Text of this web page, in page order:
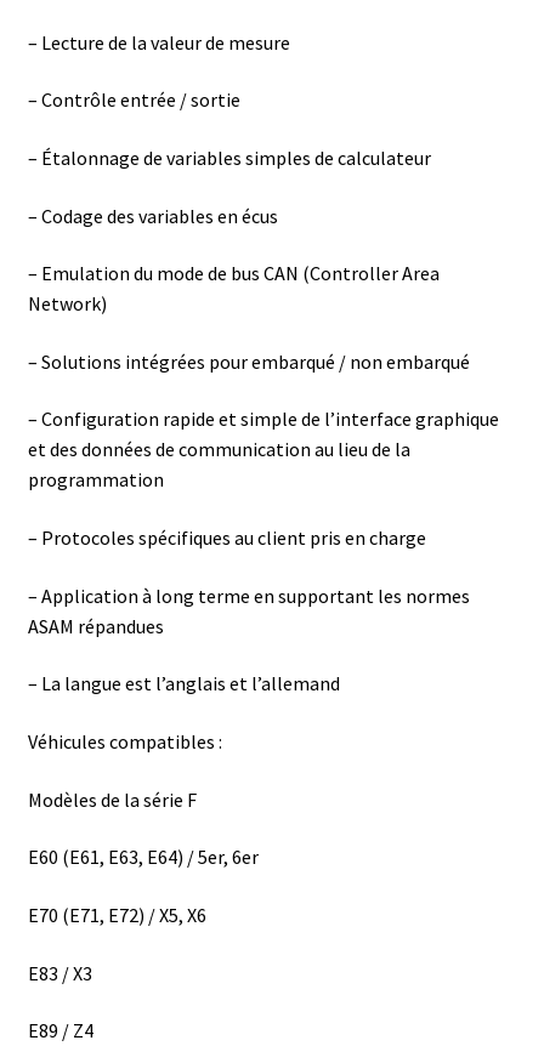
– Lecture de la valeur de mesure
– Contrôle entrée / sortie
– Étalonnage de variables simples de calculateur
– Codage des variables en écus
– Emulation du mode de bus CAN (Controller Area
Network)
– Solutions intégrées pour embarqué / non embarqué
– Configuration rapide et simple de l’interface graphique
et des données de communication au lieu de la
programmation
– Protocoles spécifiques au client pris en charge
– Application à long terme en supportant les normes
ASAM répandues
– La langue est l’anglais et l’allemand
Véhicules compatibles :
Modèles de la série F
E60 (E61, E63, E64) / 5er, 6er
E70 (E71, E72) / X5, X6
E83 / X3
E89 / Z4